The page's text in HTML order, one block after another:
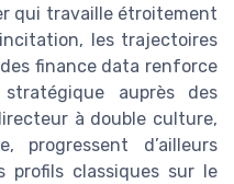
qui travaille étroitement
les trajectoires
finance data renforce
auprès des
à double culture,
progressent d’ailleurs
classiques sur le